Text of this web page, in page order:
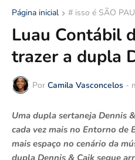
Página inicial # isso é SÃO
Luau Contábil
trazer a dupla
Por Camila Vasconcelos -
Uma dupla sertaneja Dennis
cada vez mais no Entorno de
mais espaço no cenário da